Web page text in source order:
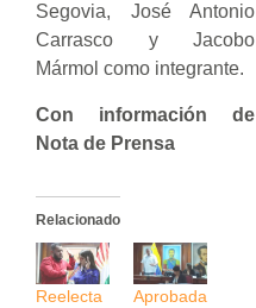
Segovia, José Antonio
Carrasco y Jacobo
Mármol como integrante.
Con información de
Nota de Prensa
Relacionado
Reelecta
Aprobada